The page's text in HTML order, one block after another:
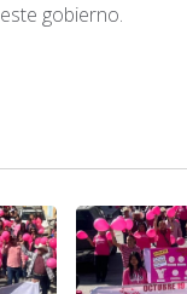
gobierno.